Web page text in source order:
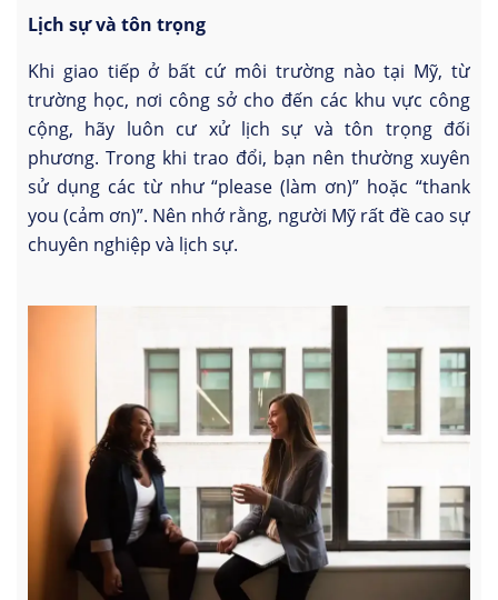
Lịch sự và tôn trọng
Khi giao tiếp ở bất cứ môi trường nào tại Mỹ, từ
trường học, nơi công sở cho đến các khu vực công
cộng, hãy luôn cư xử lịch sự và tôn trọng đối
phương. Trong khi trao đổi, bạn nên thường xuyên
sử dụng các từ như “please (làm ơn)” hoặc “thank
you (cảm ơn)”. Nên nhớ rằng, người Mỹ rất đề cao sự
chuyên nghiệp và lịch sự.